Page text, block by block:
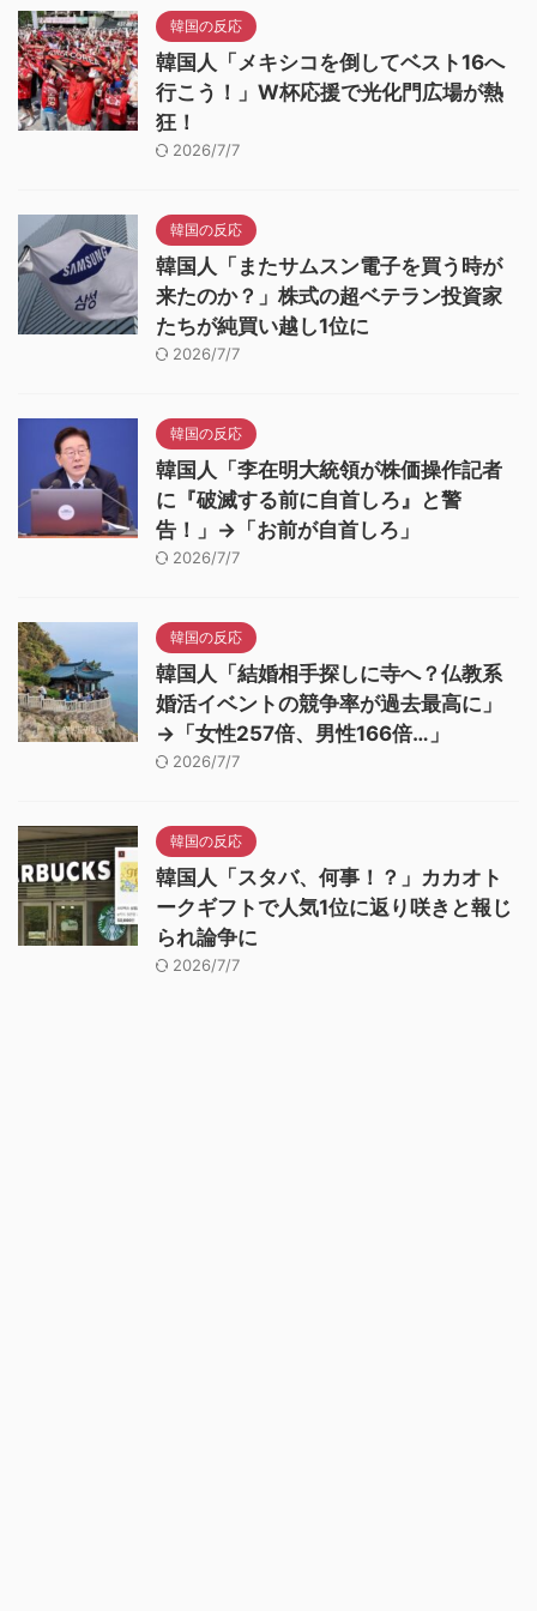
韓国の反応
韓国人「メキシコを倒してベスト16へ
行こう！」W杯応援で光化門広場が熱
狂！
2026/7/7
韓国の反応
韓国人「またサムスン電子を買う時が
来たのか？」株式の超ベテラン投資家
たちが純買い越し1位に
2026/7/7
韓国の反応
韓国人「李在明大統領が株価操作記者
に『破滅する前に自首しろ』と警
告！」→「お前が自首しろ」
2026/7/7
韓国の反応
韓国人「結婚相手探しに寺へ？仏教系
婚活イベントの競争率が過去最高に」
→「女性257倍、男性166倍…」
2026/7/7
韓国の反応
韓国人「スタバ、何事！？」カカオト
ークギフトで人気1位に返り咲きと報じ
られ論争に
2026/7/7